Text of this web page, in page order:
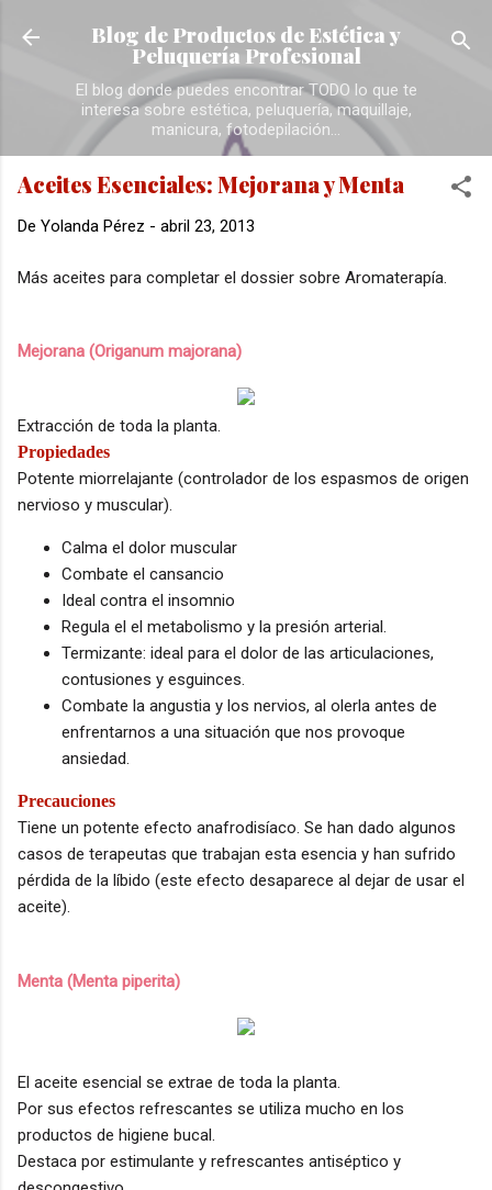
Ir al contenido principal
Blog de Productos de Estética y
Peluquería Profesional
El blog donde puedes encontrar TODO lo que te
interesa sobre estética, peluquería, maquillaje,
manicura, fotodepilación...
Aceites Esenciales: Mejorana y Menta
De Yolanda Pérez - abril 23, 2013
Más aceites para completar el dossier sobre Aromaterapía.
Mejorana (Origanum majorana)
Extracción de toda la planta.
Propiedades
Potente miorrelajante (controlador de los espasmos de origen
nervioso y muscular).
Calma el dolor muscular
Combate el cansancio
Ideal contra el insomnio
Regula el el metabolismo y la presión arterial.
Termizante: ideal para el dolor de las articulaciones,
contusiones y esguinces.
Combate la angustia y los nervios, al olerla antes de
enfrentarnos a una situación que nos provoque
ansiedad.
Precauciones
Tiene un potente efecto anafrodisíaco. Se han dado algunos
casos de terapeutas que trabajan esta esencia y han sufrido
pérdida de la líbido (este efecto desaparece al dejar de usar el
aceite).
Menta (Menta piperita)
El aceite esencial se extrae de toda la planta.
Por sus efectos refrescantes se utiliza mucho en los
productos de higiene bucal.
Destaca por estimulante y refrescantes antiséptico y